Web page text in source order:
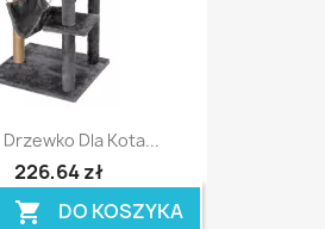
Dla Kota...
226,64 zł
 DO KOSZYKA